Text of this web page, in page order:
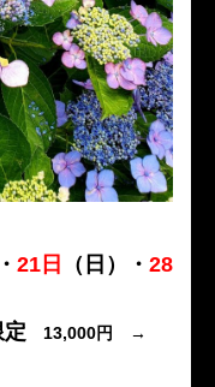
21日 （日）・ 28
13,000円 →